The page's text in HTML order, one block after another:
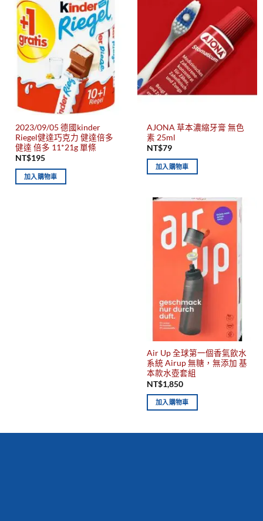
2023/09/05 德國kinder
Riegel健達巧克力 健達倍多
健達 倍多 11*21g 單條
NT$195
加入購物車
AJONA 草本濃縮牙膏 無色
素 25ml
NT$79
加入購物車
Air Up 全球第一個香氣飲水
系統 Airup 無糖，無添加 基
本款水壺套組
NT$1,850
加入購物車